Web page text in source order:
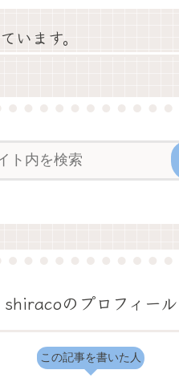
ます。
shiracoのプロフィール
この記事を書いた人